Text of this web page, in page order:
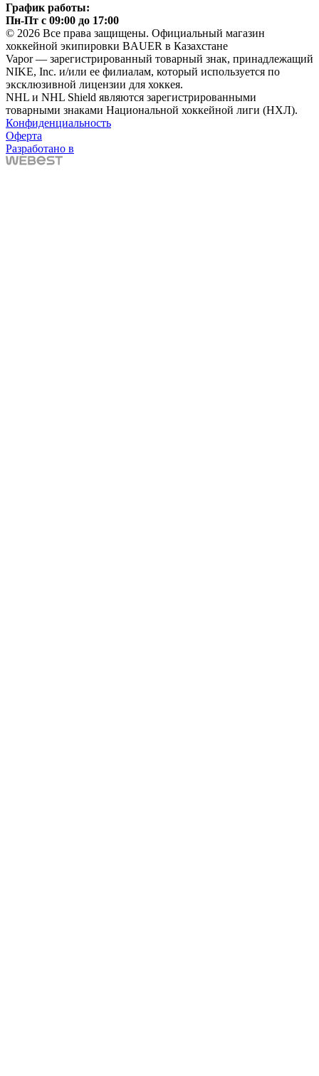
График работы:
Пн-Пт с 09:00 до 17:00
© 2026 Все права защищены. Официальный магазин
хоккейной экипировки BAUER в Казахстане
Vapor — зарегистрированный товарный знак, принадлежащий
NIKE, Inc. и/или ее филиалам, который используется по
эксклюзивной лицензии для хоккея.
NHL и NHL Shield являются зарегистрированными
товарными знаками Национальной хоккейной лиги (НХЛ).
Конфиденциальность
Оферта
Разработано в